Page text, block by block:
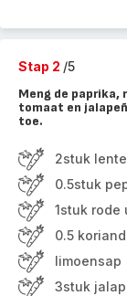
Stap 2 /5
Meng de
tomaat en
toe.
2stuk
0.5stuk
1stuk rode
0.5
limoensap
3stuk